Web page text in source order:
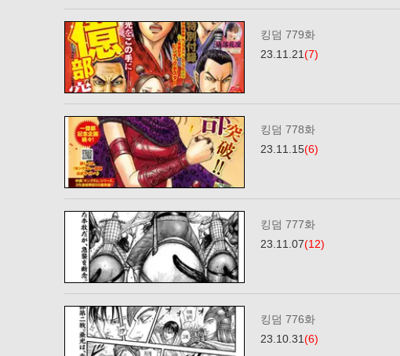
킹덤 779화
23.11.21(7)
킹덤 778화
23.11.15(6)
킹덤 777화
23.11.07(12)
킹덤 776화
23.10.31(6)